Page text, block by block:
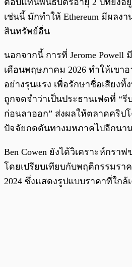
ตอบแทนพันธบัตรอายุ 2 ปีที่ยังอ
เช่นนี้ มักทำให้ Ethereum มีผลง
สินทรัพย์อื่น
นอกจากนี้ การที่ Jerome
เดือนพฤษภาคม 2026 ทำให้เขา
อย่างรุนแรง เพื่อรักษาชื่อเสียงทิ้
ถูกจดจำว่าเป็นประธานเฟดที่ “
ก่อนลาออก” ส่งผลให้ตลาดคริป
ปัจจัยกดดันทางมหภาคไปอีกนา
Ben Cowen ยังได้วิเคราะห์กราฟ
โดยเปรียบเทียบกับพฤติกรรมรา
2024 ซึ่งแสดงรูปแบบราคาที่ใกล้